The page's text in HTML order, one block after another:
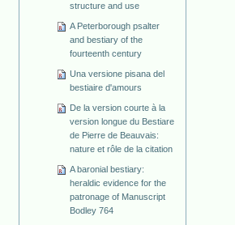
structure and use
A Peterborough psalter
and bestiary of the
fourteenth century
Una versione pisana del
bestiaire d'amours
De la version courte à la
version longue du Bestiare
de Pierre de Beauvais:
nature et rôle de la citation
A baronial bestiary:
heraldic evidence for the
patronage of Manuscript
Bodley 764